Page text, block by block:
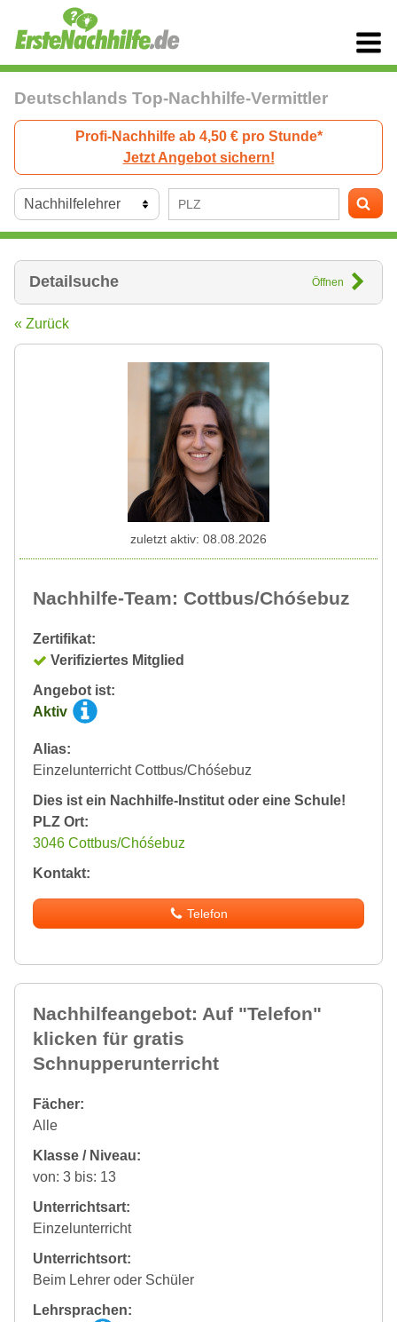
Deutschlands Top-Nachhilfe-Vermittler
Profi-Nachhilfe ab 4,50 € pro Stunde*
Jetzt Angebot sichern!
Detailsuche Öffnen
« Zurück
Nachhilfe-Team: Cottbus/Chóśebuz
Zertifikat:
Verifiziertes Mitglied
Angebot ist:
Aktiv
Alias:
Einzelunterricht Cottbus/Chóśebuz
Dies ist ein Nachhilfe-Institut oder eine Schule!
PLZ Ort:
3046 Cottbus/Chóśebuz
Kontakt:
Telefon
zuletzt aktiv: 08.08.2026
Nachhilfeangebot: Auf "Telefon"
klicken für gratis
Schnupperunterricht
Fächer:
Alle
Klasse / Niveau:
von: 3 bis: 13
Unterrichtsart:
Einzelunterricht
Unterrichtsort:
Beim Lehrer oder Schüler
Lehrsprachen: